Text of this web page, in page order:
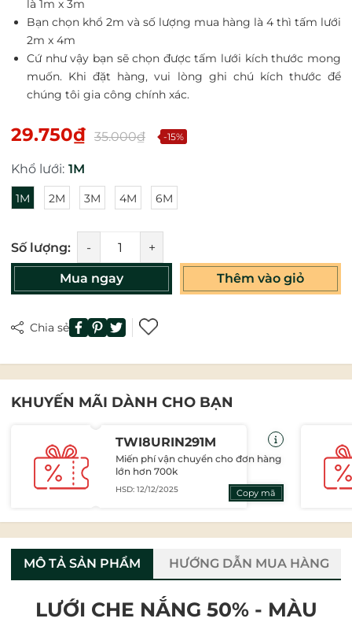
là 1m x 3m
Bạn chọn khổ 2m và số lượng mua hàng là 4 thì tấm lưới
2m x 4m
Cứ như vậy bạn sẽ chọn được tấm lưới kích thước mong
muốn. Khi đặt hàng, vui lòng ghi chú kích thước để
chúng tôi gia công chính xác.
29.750₫ 35.000₫ -15%
Khổ lưới: 1M
1M 2M 3M 4M 6M
Số lượng: - +
Mua ngay Thêm vào giỏ
Chia sẻ
KHUYẾN MÃI DÀNH CHO BẠN
TWI8URIN291M
Miến phí vận chuyển cho đơn hàng
lớn hơn 700k
HSD: 12/12/2025 Copy mã
MÔ TẢ SẢN PHẨM HƯỚNG DẪN MUA HÀNG
LƯỚI CHE NẮNG 50% - MÀU